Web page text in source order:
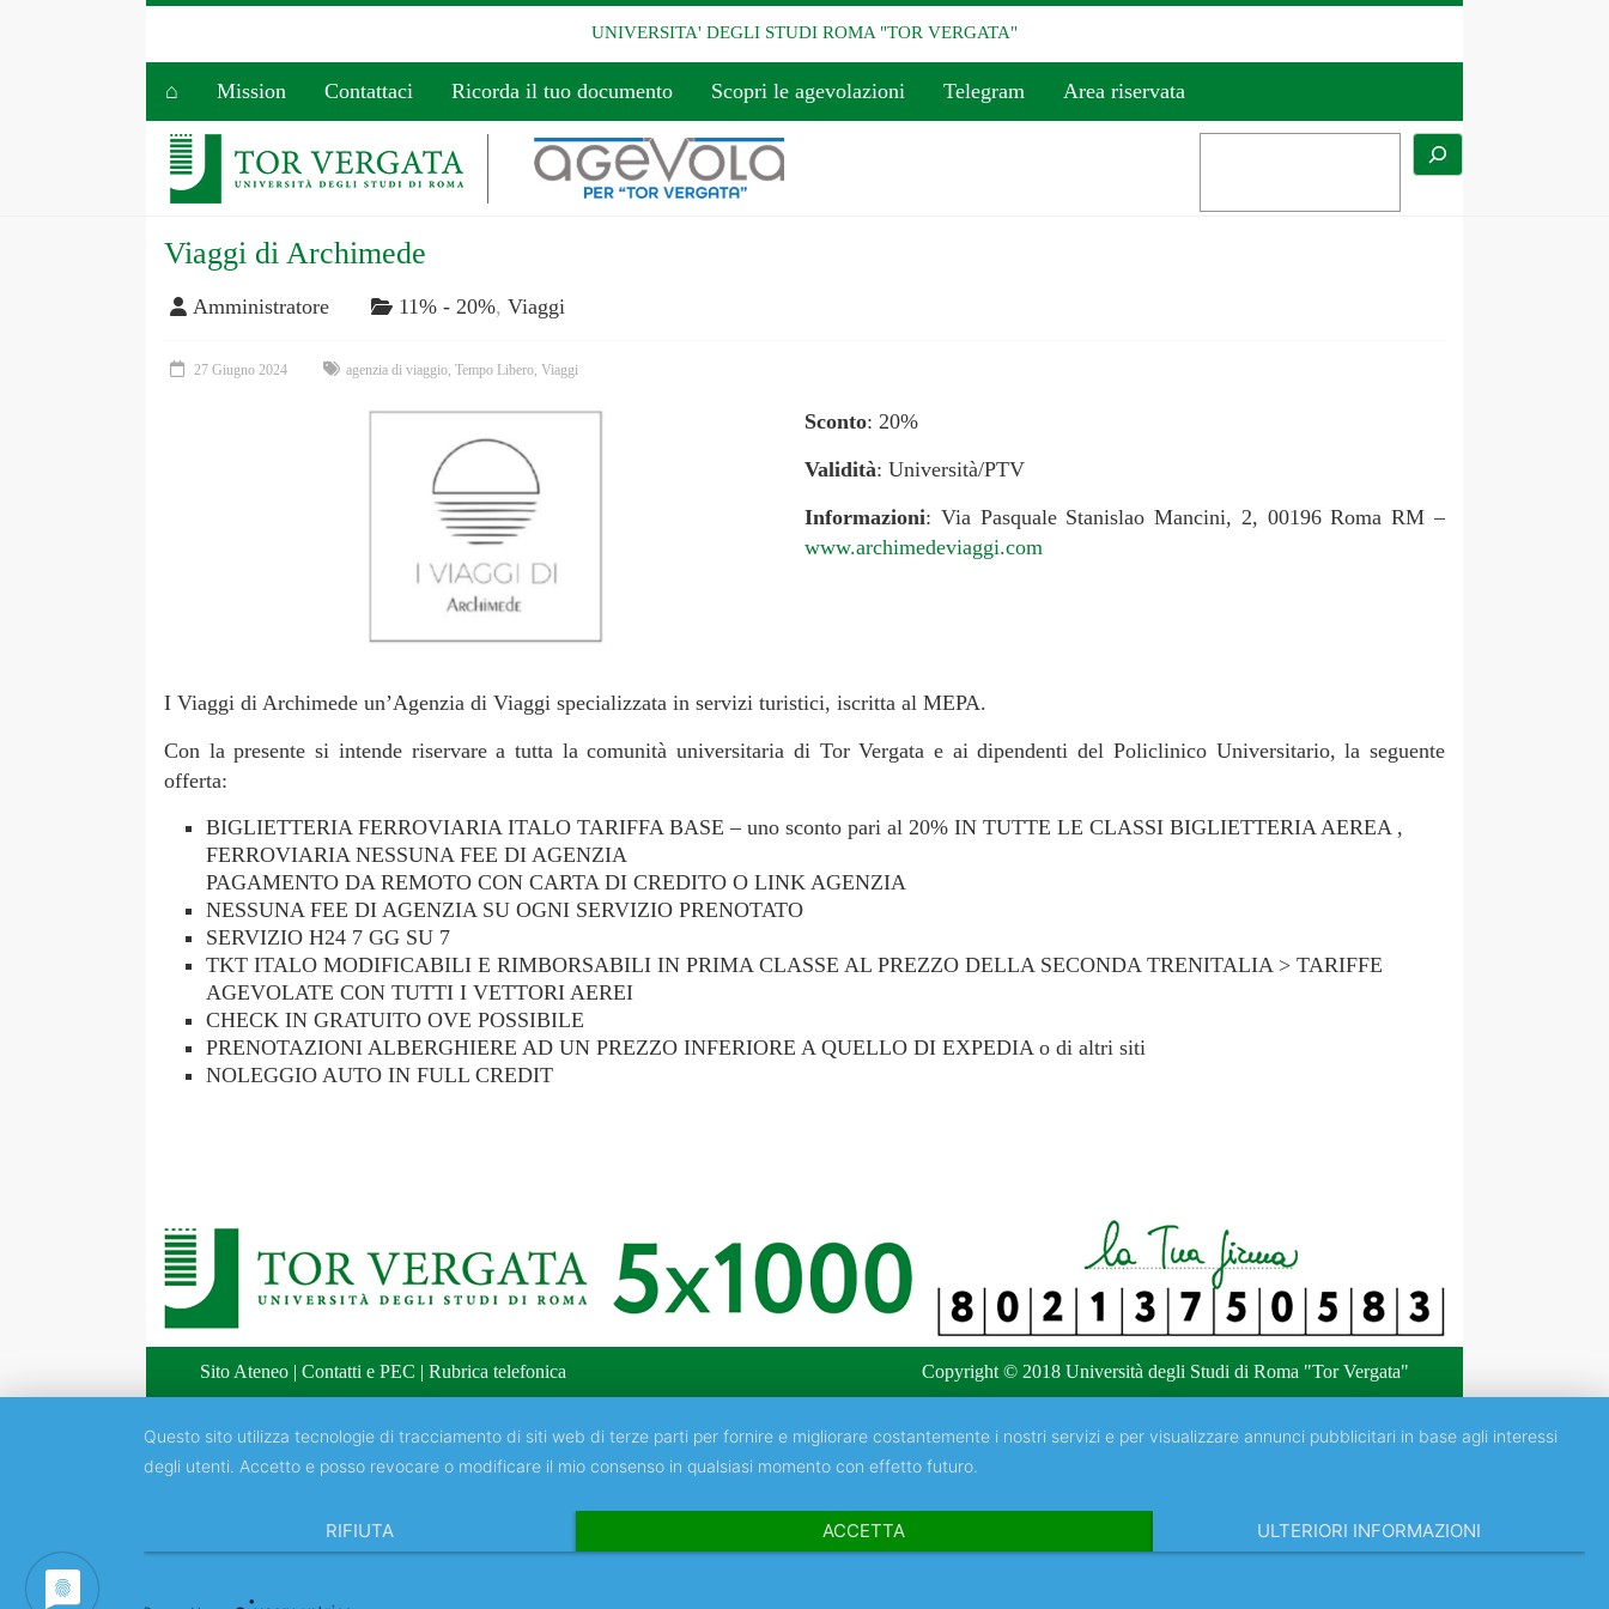
UNIVERSITA' DEGLI STUDI ROMA "TOR VERGATA"
⌂ Mission Contattaci Ricorda il tuo documento Scopri le agevolazioni Telegram Area riservata
Viaggi di Archimede
Amministratore 11% - 20%, Viaggi
27 Giugno 2024 agenzia di viaggio, Tempo Libero, Viaggi
Sconto: 20%
Validità: Università/PTV
Informazioni: Via Pasquale Stanislao Mancini, 2, 00196 Roma RM –
www.archimedeviaggi.com
I Viaggi di Archimede un’Agenzia di Viaggi specializzata in servizi turistici, iscritta al MEPA.
Con la presente si intende riservare a tutta la comunità universitaria di Tor Vergata e ai dipendenti del Policlinico Universitario, la seguente
offerta:
BIGLIETTERIA FERROVIARIA ITALO TARIFFA BASE – uno sconto pari al 20% IN TUTTE LE CLASSI BIGLIETTERIA AEREA ,
FERROVIARIA NESSUNA FEE DI AGENZIA
PAGAMENTO DA REMOTO CON CARTA DI CREDITO O LINK AGENZIA
NESSUNA FEE DI AGENZIA SU OGNI SERVIZIO PRENOTATO
SERVIZIO H24 7 GG SU 7
TKT ITALO MODIFICABILI E RIMBORSABILI IN PRIMA CLASSE AL PREZZO DELLA SECONDA TRENITALIA > TARIFFE
AGEVOLATE CON TUTTI I VETTORI AEREI
CHECK IN GRATUITO OVE POSSIBILE
PRENOTAZIONI ALBERGHIERE AD UN PREZZO INFERIORE A QUELLO DI EXPEDIA o di altri siti
NOLEGGIO AUTO IN FULL CREDIT
Sito Ateneo Contatti e PEC Rubrica telefonica Copyright © 2018 Università degli Studi di Roma "Tor Vergata"
Questo sito utilizza tecnologie di tracciamento di siti web di terze parti per fornire e migliorare costantemente i nostri servizi e per visualizzare annunci pubblicitari in base agli interessi
degli utenti. Accetto e posso revocare o modificare il mio consenso in qualsiasi momento con effetto futuro.
RIFIUTA ACCETTA ULTERIORI INFORMAZIONI